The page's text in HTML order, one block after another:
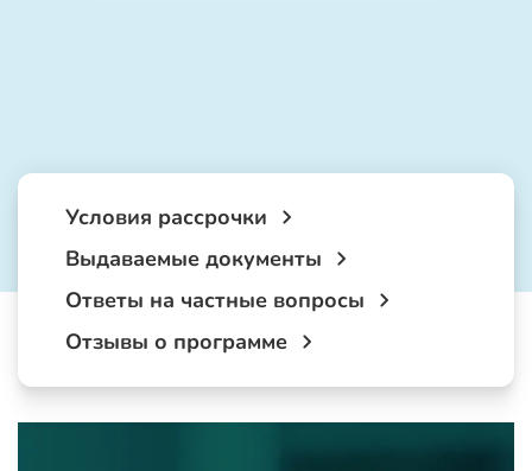
Условия рассрочки
Выдаваемые документы
Ответы на частные вопросы
Отзывы о программе